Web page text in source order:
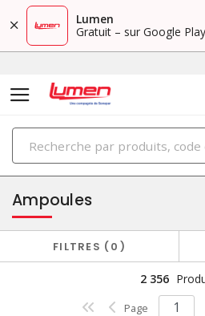
Lumen
Gratuit – sur Google Play
éclairage
Ampoules
FILTRES 0
2 356
Page